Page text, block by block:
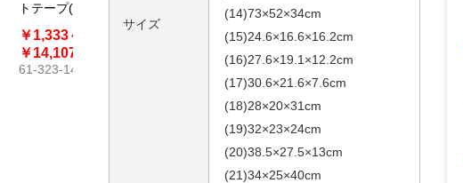
トテープ(50m
巻)
￥1,333～
￥14,107
61-323-14
×25m巻）#383
￥319～
起シール
￥297
45mm幅×50m巻
￥495
サイズ
(14)73×52×34cm
(15)24.6×16.6×16.2cm
(16)27.6×19.1×12.2cm
(17)30.6×21.6×7.6cm
(18)28×20×31cm
(19)32×23×24cm
(20)38.5×27.5×13cm
(21)34×25×40cm